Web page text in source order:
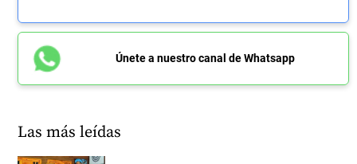
Únete a nuestro canal de Whatsapp
Las más leídas